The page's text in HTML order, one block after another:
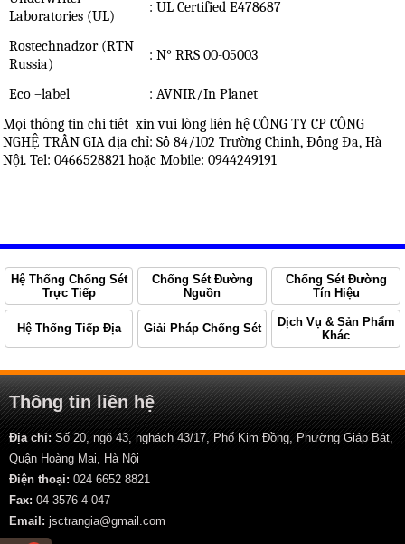
Laboratories (UL)
: UL Certified E478687
Rostechnadzor (RTN
Russia)
: N° RRS 00-05003
Eco –label
: AVNIR/In Planet
Mọi thông tin chi tiết xin vui lòng liên hệ CÔNG TY CP CÔNG
NGHỆ TRẦN GIA địa chỉ: Số 84/102 Trường Chinh, Đống Đa, Hà
Nội. Tel: 0466528821 hoặc Mobile: 0944249191
Hệ Thống Chống Sét
Trực Tiếp
Chống Sét Đường
Nguồn
Chống Sét Đường
Tín Hiệu
Hệ Thống Tiếp Địa Giải Pháp Chống Sét
Dịch Vụ & Sản Phẩm
Khác
Thông tin liên hệ
Địa chỉ: Số 20, ngõ 43, nghách 43/17, Phố Kim Đồng, Phường Giáp Bát,
Quận Hoàng Mai, Hà Nội
Điện thoại: 024 6652 8821
Fax: 04 3576 4 047
Email: jsctrangia@gmail.com